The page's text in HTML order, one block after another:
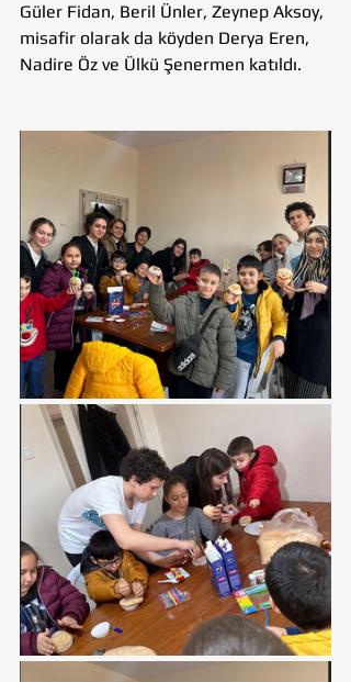
Güler Fidan, Beril Ünler, Zeynep Aksoy,
misafir olarak da köyden Derya Eren,
Nadire Öz ve Ülkü Şenermen katıldı.